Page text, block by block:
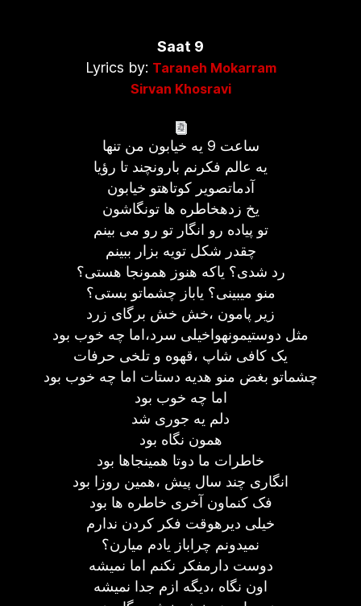
Saat 9
Lyrics by: Taraneh Mokarram
Sirvan Khosravi
ساعت 9 یه خیابون من تنها
یه عالم فکرنم بارونچند تا رؤیا
آدماتصویر کوتاهتو خیابون
یخ زدهخاطره ها تونگاشون
تو پیاده رو انگار تو رو می بینم
چقدر شکل تویه بزار ببینم
رد شدی؟ یاکه هنوز همونجا هستی؟
منو میبینی؟ یاباز چشماتو بستی؟
زیر پامون ،خش خش برگای زرد
مثل دوستیمونهواخیلی سرد،اما چه خوب بود
یک کافی شاپ ،قهوه و تلخی حرفات
چشماتو بغض منو هدیه دستات اما چه خوب بود
اما چه خوب بود
دلم یه جوری شد
همون نگاه بود
خاطرات ما دوتا همینجاها بود
انگاری چند سال پیش ،همین روزا بود
فک کنماون آخری خاطره ها بود
خیلی دیرهوقت فکر کردن ندارم
نمیدونم چراباز یادم میارن؟
دوست دارمفکر نکنم اما نمیشه
اون نگاه ،دیگه ازم جدا نمیشه